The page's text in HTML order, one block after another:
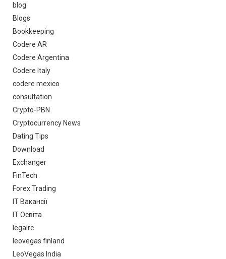
blog
Blogs
Bookkeeping
Codere AR
Codere Argentina
Codere Italy
codere mexico
consultation
Crypto-PBN
Cryptocurrency News
Dating Tips
Download
Exchanger
FinTech
Forex Trading
IT Вакансії
IT Освіта
legalrc
leovegas finland
LeoVegas India